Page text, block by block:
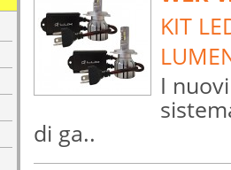
KIT
I
di ga..